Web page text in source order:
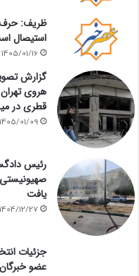
ظریف:
استیصال
1405/01/16
گزارش
هروی
قطری در
1405/01/09
رئیس
یافت
1404/12/27
جزئیات
عضو خبرگان